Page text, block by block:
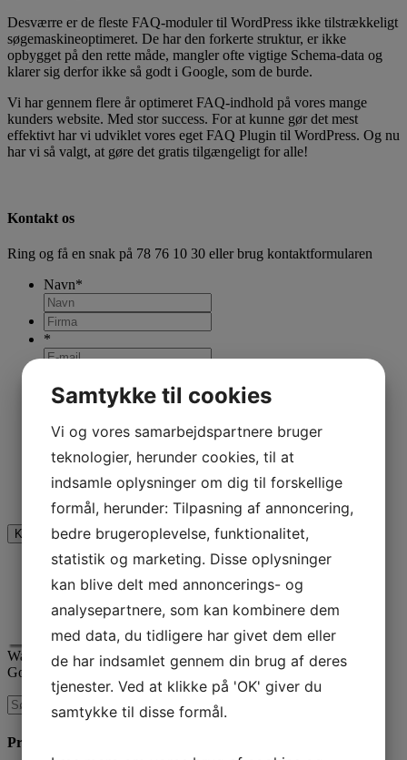
Desværre er de fleste FAQ-moduler til WordPress ikke tilstrækkeligt
søgemaskineoptimeret. De har den forkerte struktur, er ikke
opbygget på den rette måde, mangler ofte vigtige Schema-data og
klarer sig derfor ikke så godt i Google, som de burde.
Vi har gennem flere år optimeret FAQ-indhold på vores mange
kunders website. Med stor success. For at kunne gør det mest
effektivt har vi udviklet vores eget FAQ Plugin til WordPress. Og nu
har vi så valgt, at gøre det gratis tilgængeligt for alle!
Kontakt os
Ring og få en snak på 78 76 10 30 eller brug kontaktformularen
Navn*
*
Dette felt er til validering og bør ikke ændres.
Jeg er ikke en robot
Waimea er certificeret
Google AdWords Premier Partner
Produkter & Services
Samtykke til cookies
Vi og vores samarbejdspartnere bruger
teknologier, herunder cookies, til at
indsamle oplysninger om dig til forskellige
formål, herunder: Tilpasning af annoncering,
bedre brugeroplevelse, funktionalitet,
statistik og marketing. Disse oplysninger
kan blive delt med annoncerings- og
analysepartnere, som kan kombinere dem
med data, du tidligere har givet dem eller
de har indsamlet gennem din brug af deres
tjenester. Ved at klikke på 'OK' giver du
samtykke til disse formål.